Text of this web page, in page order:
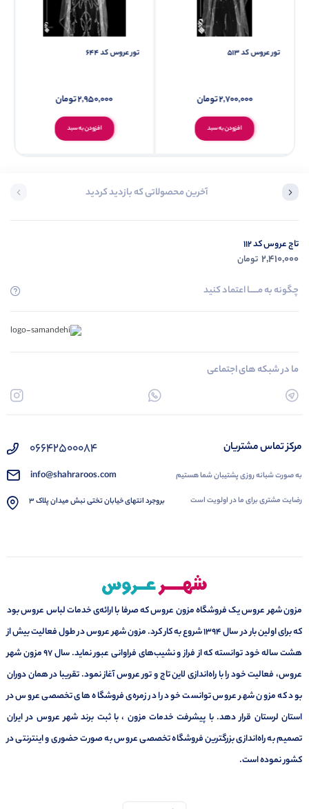
تور عروس کد 513
افزودن به سبد
2,700,000تومان
تور عروس کد 644
افزودن به سبد
2,950,000تومان
آخرین محصولاتی که بازدید کردید
تاج عروس کد 112
2,410,000 تومان
چگونه به مــــــا اعتماد کنید
ما در شبکه های اجتماعی
مرکز تماس مشتریان
به صورت شبانه روزی پشتیبان شما هستیم
رضایت مشتری برای ما در اولویت است
۰۶۶۴۲۵۰۰۰۸۴
info@shahraroos.com
بروجرد انتهای خیابان تختی نبش میدان پلاک 3
مزون شهر عروس یک فروشگاه مزون عروس که صرفا با ارائه‌ی خدمات لباس عروس بود
که برای اولین بار در سال 1394 شروع به کار کرد. مزون شهر عروس در طول فعالیت بیش از
هشت ساله خود توانسته که از فراز و نشیب‌های فراوانی عبور نماید. سال ۹۷ مزون شهر
عروس، فعالیت خود را با راه‌اندازی لاین تاج و تور عروس آغاز نمود. تقریبا در همان دوران
بود که مزون شهر عروس توانست خود را در زمره‌ی فروشگاه های تخصصی عروس در
استان لرستان قرار دهد. با پیشرفت خدمات مزون ، با ثبت برند شهر عروس در ایران
تصمیم به راه‌اندازی بزرگترین فروشگاه تخصصی عروس به صورت حضوری و اینترنتی در
کشور نموده است.